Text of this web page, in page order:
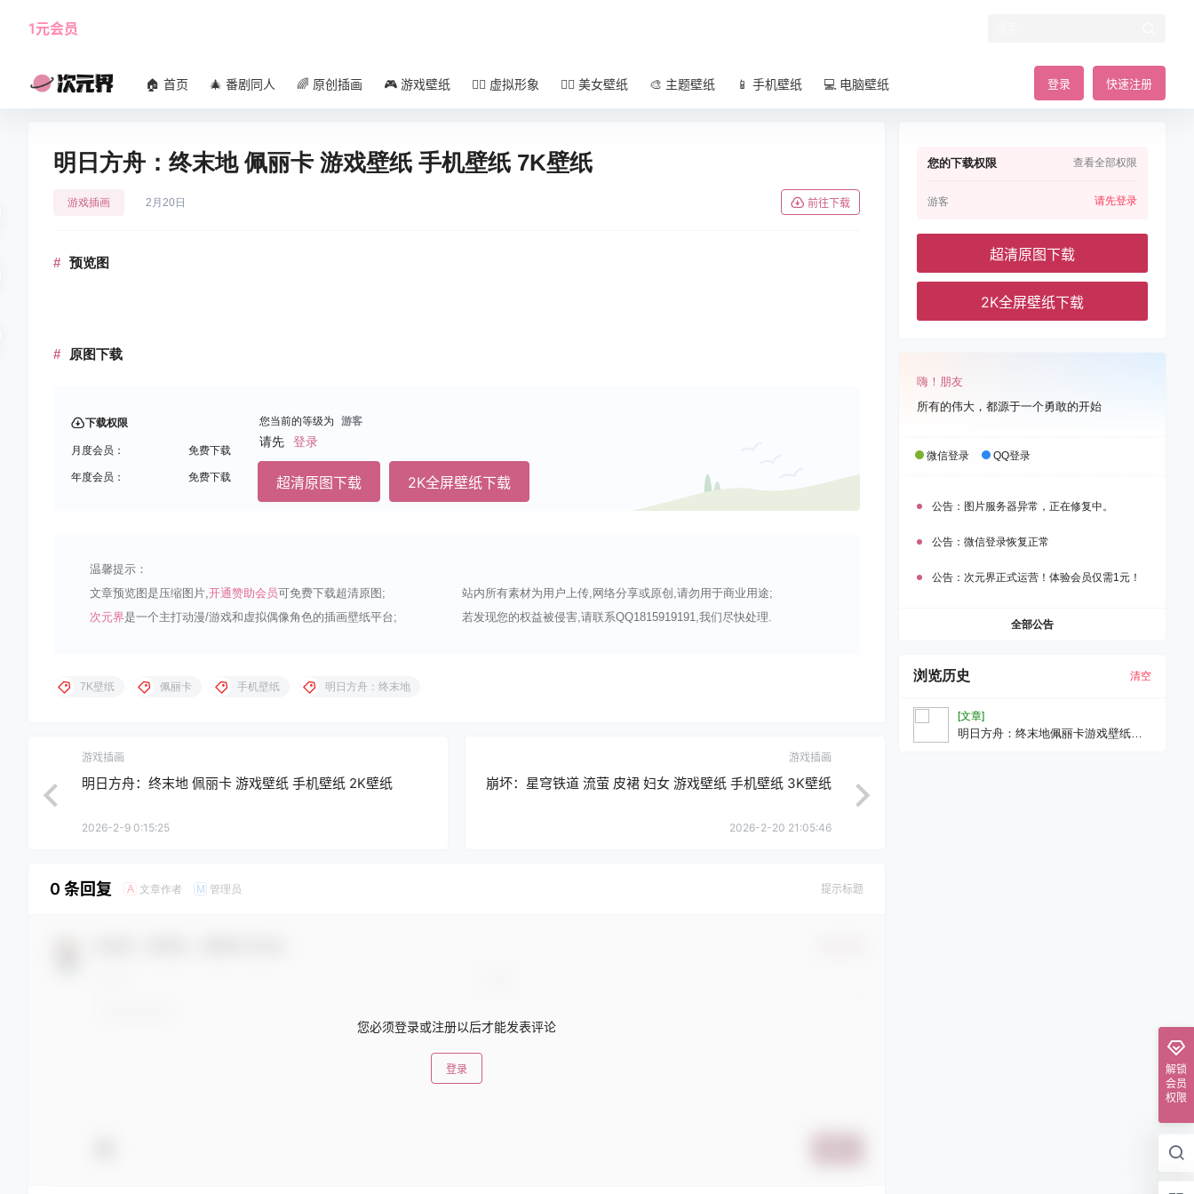
1元会员
登录 快速注册
🏠 首页 🎄 番剧同人 🌈 原创插画 🎮 游戏壁纸 🧚‍♀️ 虚拟形象 🧜‍♀️ 美女壁纸 🎨 主题壁纸 📱 手机壁纸 💻 电脑壁纸
明日方舟：终末地 佩丽卡 游戏壁纸 手机壁纸 7K壁纸
游戏插画 2月20日 前往下载
预览图
原图下载
下载权限
月度会员： 免费下载
年度会员： 免费下载
您当前的等级为 游客
请先 登录
超清原图下载 2K全屏壁纸下载
温馨提示：
文章预览图是压缩图片,开通赞助会员可免费下载超清原图;
站内所有素材为用户上传,网络分享或原创,请勿用于商业用途;
次元界是一个主打动漫/游戏和虚拟偶像角色的插画壁纸平台; 若发现您的权益被侵害,请联系QQ1815919191,我们尽快处理.
7K壁纸 佩丽卡 手机壁纸 明日方舟：终末地
游戏插画
明日方舟：终末地 佩丽卡 游戏壁纸 手机壁纸 2K壁纸
2026-2-9 0:15:25
游戏插画
崩坏：星穹铁道 流萤 皮裙 妇女 游戏壁纸 手机壁纸 3K壁纸
2026-2-20 21:05:46
0 条回复 A 文章作者 M 管理员 提示标题
您必须登录或注册以后才能发表评论
登录
您的下载权限 查看全部权限
游客 请先登录
超清原图下载
2K全屏壁纸下载
嗨！朋友
所有的伟大，都源于一个勇敢的开始
微信登录 QQ登录
公告： 图片服务器异常，正在修复中。
公告： 微信登录恢复正常
公告： 次元界正式运营！体验会员仅需1元！
全部公告
浏览历史 清空
[文章]
明日方舟：终末地佩丽卡游戏壁纸手
解锁
会员
权限